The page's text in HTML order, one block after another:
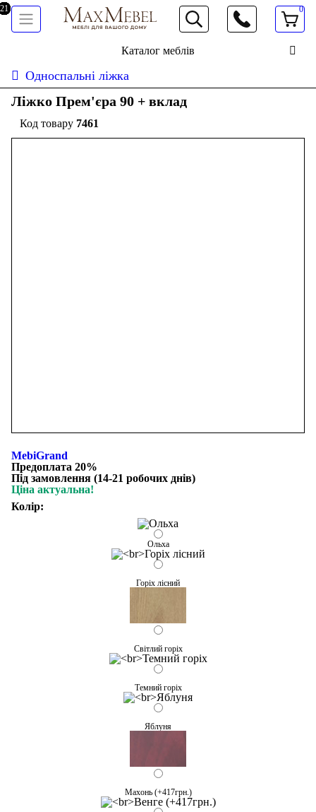
066 472 19 61
0
Каталог меблів
Односпальні ліжка
Ліжко Прем'єра 90 + вклад
7461
MebiGrand
Предоплата 20%
Під замовлення (14-21 робочих днів)
Ціна актуальна!
Колір:
Ольха
Горіх лісний
Світлий горіх
Темний горіх
Яблуня
Махонь (+417грн.)